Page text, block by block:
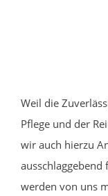
Weil die
Pflege und der
wir auch hierzu
ausschlaggebend
werden von uns